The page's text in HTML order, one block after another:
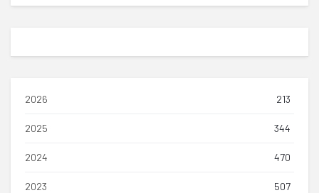
2026 213
2025 344
2024 470
2023 507